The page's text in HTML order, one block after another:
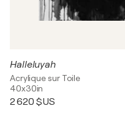
Halleluyah
Acrylique sur Toile
40x30in
2 620 $US